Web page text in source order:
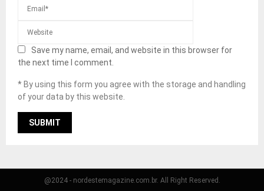
Save my name, email, and website in this browser for
the next time I comment.
* By using this form you agree with the storage and handling
of your data by this website.
@2024 - nordestemagazine.com.br. All Right Reserved.